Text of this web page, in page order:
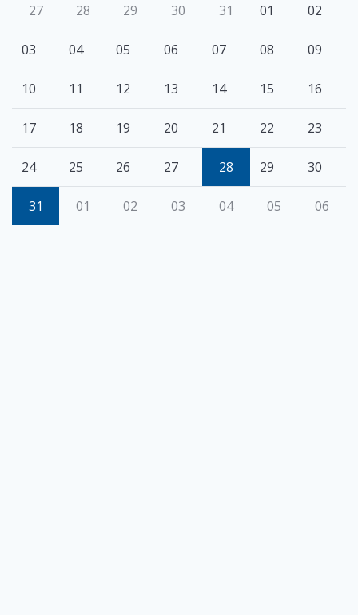
27 28 29 30 31 01 02
03 04 05 06 07 08 09
10 11 12 13 14 15 16
17 18 19 20 21 22 23
24 25 26 27 28 29 30
31 01 02 03 04 05 06